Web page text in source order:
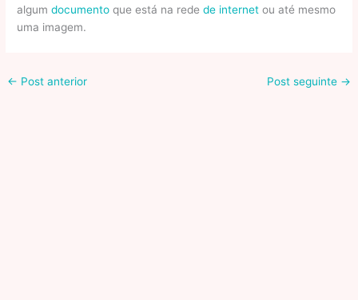
algumdocumento que está na redede internet ou até mesmo
uma imagem.
← Post anterior Post seguinte →